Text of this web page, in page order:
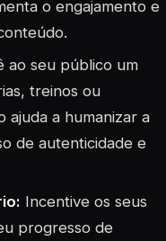
o engajamento e
ao seu público um
treinos ou
ajuda a humanizar a
de autenticidade e
Incentive os seus
progresso de